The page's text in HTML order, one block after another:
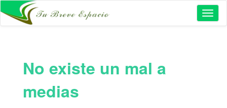
No existe un mal a
medias